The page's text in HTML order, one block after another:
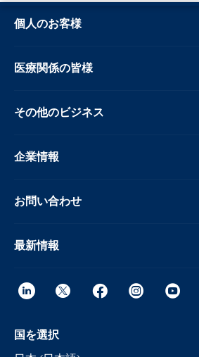
個人のお客様
医療関係の皆様
その他のビジネス
企業情報
お問い合わせ
最新情報
国を選択